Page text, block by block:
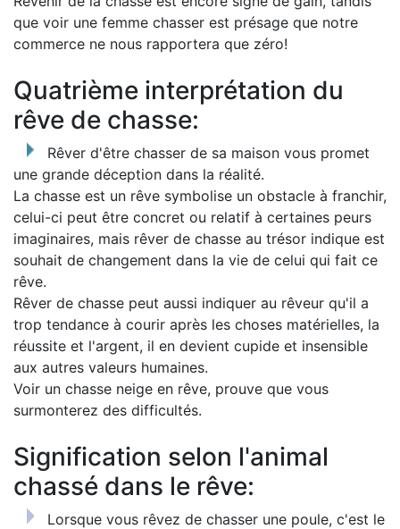
que voir une femme chasser est présage que notre
commerce ne nous rapportera que zéro!
Quatrième interprétation du
rêve de chasse:
Rêver d'être chasser de sa maison vous promet
une grande déception dans la réalité.
La chasse est un rêve symbolise un obstacle à franchir,
celui-ci peut être concret ou relatif à certaines peurs
imaginaires, mais rêver de chasse au trésor indique est
souhait de changement dans la vie de celui qui fait ce
rêve.
Rêver de chasse peut aussi indiquer au rêveur qu'il a
trop tendance à courir après les choses matérielles, la
réussite et l'argent, il en devient cupide et insensible
aux autres valeurs humaines.
Voir un chasse neige en rêve, prouve que vous
surmonterez des difficultés.
Signification selon l'animal
chassé dans le rêve:
Lorsque vous rêvez de chasser une poule, c'est le